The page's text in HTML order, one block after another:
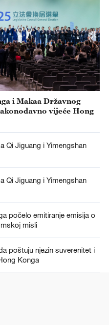
i Makaa Državnog
vijeće Hong
Qi Jiguang i Yimengshan
Qi Jiguang i Yimengshan
počelo emitiranje emisija o
misli
poštuju njezin suverenitet i
Konga